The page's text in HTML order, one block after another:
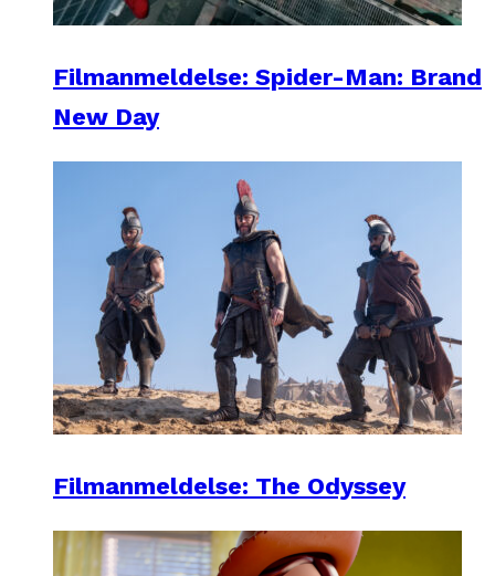
Filmanmeldelse: Spider-Man: Brand
New Day
Filmanmeldelse: The Odyssey